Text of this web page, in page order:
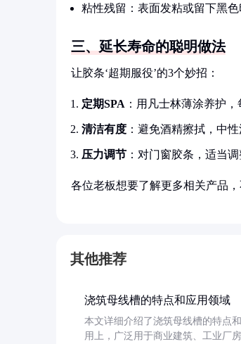
粘性残留：表面发粘或留下黑
三、延长寿命的聪明做法
让胶条‘超期服役’的3个妙招：
定期SPA ：用凡士林薄涂养护
清洁有度 ：避免酒精擦拭，中
压力调节 ：对门窗胶条，适当
各位老板想要了解更多相关产品
其他推荐
浇筑母线槽的特点和应用领域
本文详细介绍了浇筑母线槽的特点
用上，广泛用于商业建筑、工业厂